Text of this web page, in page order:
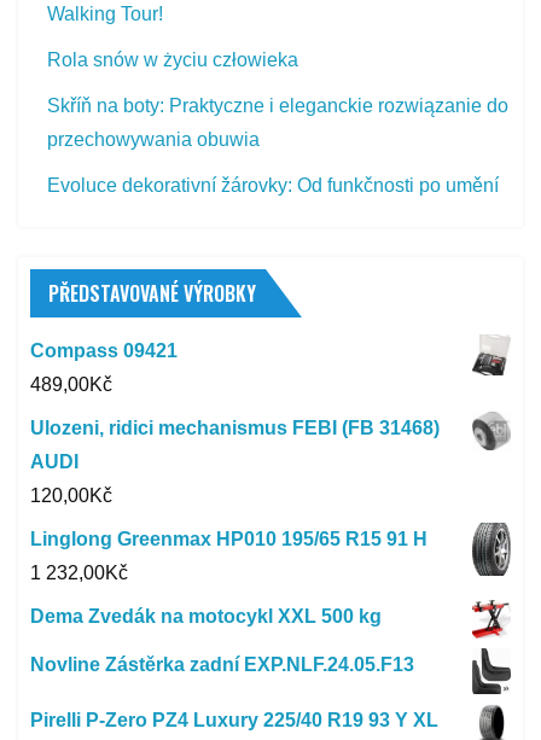
Walking Tour!
Rola snów w życiu człowieka
Skříň na boty: Praktyczne i eleganckie rozwiązanie do
przechowywania obuwia
Evoluce dekorativní žárovky: Od funkčnosti po umění
PŘEDSTAVOVANÉ VÝROBKY
Compass 09421
489,00Kč
Ulozeni, ridici mechanismus FEBI (FB 31468)
AUDI
120,00Kč
Linglong Greenmax HP010 195/65 R15 91 H
1 232,00Kč
Dema Zvedák na motocykl XXL 500 kg
Novline Zástěrka zadní EXP.NLF.24.05.F13
Pirelli P-Zero PZ4 Luxury 225/40 R19 93 Y XL